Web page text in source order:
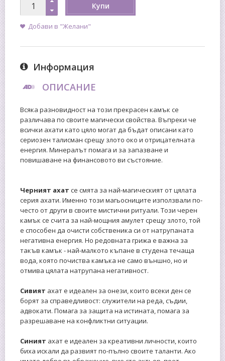
Купи
Добави в "Желани"
Информация
ОПИСАНИЕ
Всяка разновидност на този прекрасен камък се
различава по своите магически свойства. Въпреки че
всички ахати като цяло могат да бъдат описани като
сериозен талисман срещу злото око и отрицателната
енергия. Минералът помага и за запазване и
повишаване на финансовото ви състояние.
Черният ахат се смята за най-магическият от цялата
серия ахати. Именно този магьосниците използвали по-
често от други в своите мистични ритуали. Този черен
камък се счита за най-мощния амулет срещу злото, той
е способен да очисти собственика си от натрупаната
негативна енергия. Но редовната грижа е важна за
такъв камък - най-малкото къпане в студена течаща
вода, която почиства камъка не само външно, но и
отмива цялата натрупана негативност.
Сивият ахат е идеален за онези, които всеки ден се
борят за справедливост: служители на реда, съдии,
адвокати. Помага за защита на истината, помага за
разрешаване на конфликтни ситуации.
Синият ахат е идеален за креативни личности, които
биха искали да развият по-пълно своите таланти. Ако